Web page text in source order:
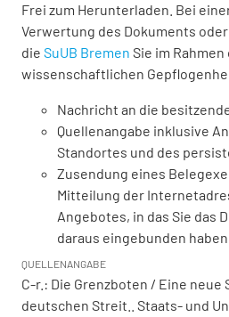
Frei zum Herunterladen. Bei
Verwertung des Dokuments
die SuUB Bremen Sie im
wissenschaftlichen
Nachricht an die
Quellenangabe inklusive
Standortes und des
Zusendung eines
Mitteilung der
Angebotes, in das Sie das
daraus eingebunden haben
QUELLENANGABE
C-r.: Die Grenzboten / Eine
deutschen Streit.. Staats- und